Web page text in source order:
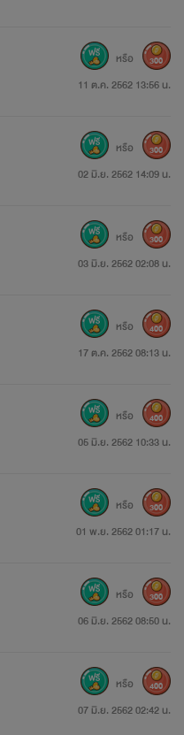
งน้อยนิดพาดแขนไปบนร่าง
ามากอด“คุณดิน ปล่อยค่ะที่
ยของเขามีอาการร้อนรุ่ม
ขึ้นคร่อมตัวของพลอยไว้
โสตประสาทเขา แต่บดินทร์
งเขา กลีบปากเรียวบางนุ่น
รภาพ ทว่าคนที่อยู่เหลือตัว
ตรึงสองมือของเธอเอาไว้
กระตุ้นความแตกตื่นให้แก่ตัว
11 ต.ค. 2562 13:56 น.
หรือ 300
02 มิ.ย. 2562 14:09 น.
หรือ 300
03 มิ.ย. 2562 02:08 น.
หรือ 300
17 ต.ค. 2562 08:13 น.
หรือ 400
05 มิ.ย. 2562 10:33 น.
หรือ 400
01 พ.ย. 2562 01:17 น.
หรือ 300
06 มิ.ย. 2562 08:50 น.
หรือ 300
07 มิ.ย. 2562 02:42 น.
หรือ 400